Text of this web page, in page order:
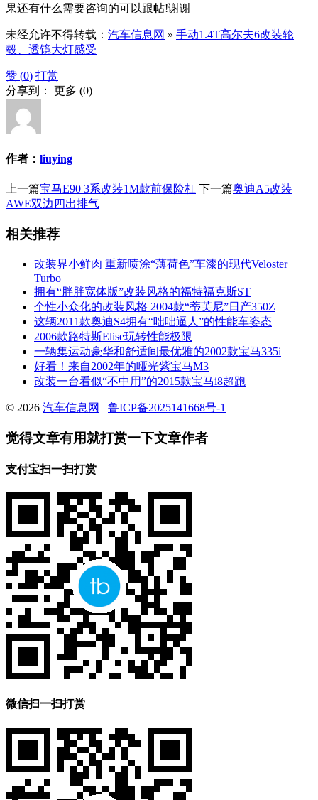
果还有什么需要咨询的可以跟帖!谢谢
未经允许不得转载： 汽车信息网 » 手动1.4T高尔夫6改装轮
毂、透镜大灯感受
赞 (0) 打赏
分享到： 更多 (0)
作者： liuying
上一篇宝马E90 3系改装1M款前保险杠 下一篇奥迪A5改装
AWE双边四出排气
相关推荐
改装界小鲜肉 重新喷涂“薄荷色”车漆的现代Veloster
Turbo
拥有“胖胖宽体版”改装风格的福特福克斯ST
个性小众化的改装风格 2004款“蒂芙尼”日产350Z
这辆2011款奥迪S4拥有“咄咄逼人”的性能车姿态
2006款路特斯Elise玩转性能极限
一辆集运动豪华和舒适间最优雅的2002款宝马335i
好看！来自2002年的哑光紫宝马M3
改装一台看似“不中用”的2015款宝马i8超跑
© 2026 汽车信息网 鲁ICP备2025141668号-1
觉得文章有用就打赏一下文章作者
支付宝扫一扫打赏
微信扫一扫打赏